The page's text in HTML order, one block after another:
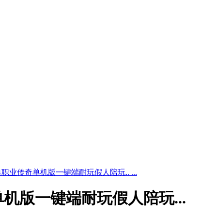
业传奇单机版一键端耐玩假人陪玩.. ...
版一键端耐玩假人陪玩...